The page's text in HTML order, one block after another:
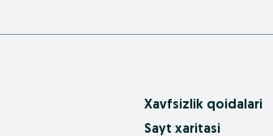
Xavfsizlik qoidalari
Sayt xaritasi